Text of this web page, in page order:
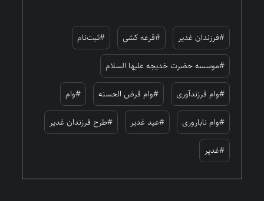
#فرزندان غدیر #قرعه کشی #ثبت‌نام
#موسسه حضرت خدیجه علیها السلام
#وام فرزندآوری #وام قرض الحسنه #وام
#وام ناباروری #عید غدیر #طرح فرزندان غدیر
#غدیر